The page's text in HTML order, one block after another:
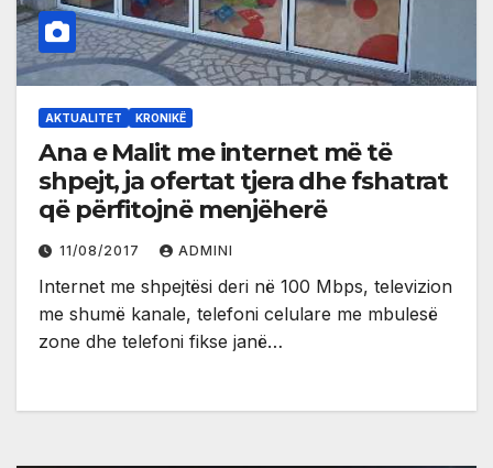
AKTUALITET KRONIKË
Ana e Malit me internet më të
shpejt, ja ofertat tjera dhe fshatrat
që përfitojnë menjëherë
11/08/2017 ADMINI
Internet me shpejtësi deri në 100 Mbps, televizion
me shumë kanale, telefoni celulare me mbulesë
zone dhe telefoni fikse janë…